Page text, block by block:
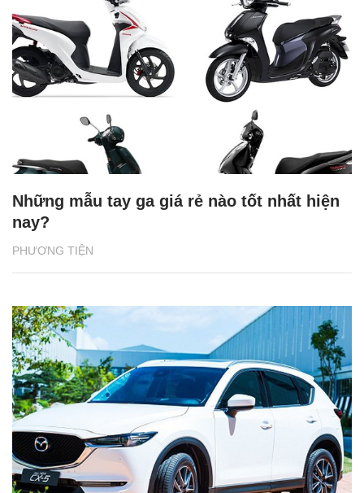
PHƯƠNG TIỆN
Những mẫu tay ga giá rẻ nào tốt nhất hiện
nay?